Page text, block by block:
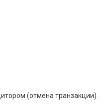
(отмена транзакции).